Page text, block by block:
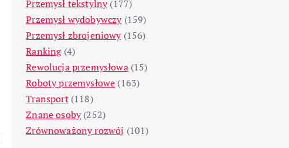
Przemysł tekstylny(177)
Przemysł wydobywczy(159)
Przemysł zbrojeniowy(156)
Ranking(4)
Rewolucja przemysłowa(15)
Roboty przemysłowe (163)
Transport(118)
Znane osoby(252)
Zrównoważony rozwój (101)